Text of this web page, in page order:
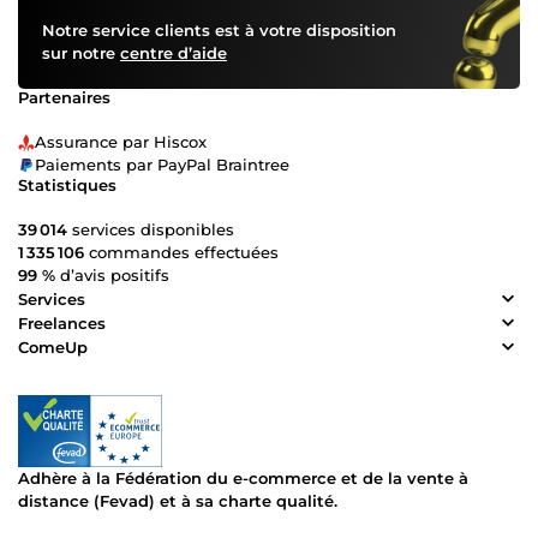
Notre service clients est à votre disposition
sur notre centre d’aide
Partenaires
Assurance par Hiscox
Paiements par PayPal Braintree
Statistiques
39 014 services disponibles
1 335 106 commandes effectuées
99 % d’avis positifs
Services
Freelances
ComeUp
Adhère à la Fédération du e-commerce et de la vente à
distance (Fevad) et à sa charte qualité.